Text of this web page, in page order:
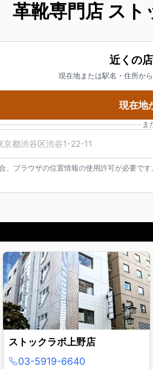
革靴専門店 ス
近くの
現在地または駅名・住所か
現在地
ま
、ブラウザの位置情報の使用許可が必要で
ストックラボ上野店
03-5919-6640